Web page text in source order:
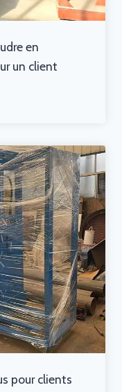
en
un client
pour clients